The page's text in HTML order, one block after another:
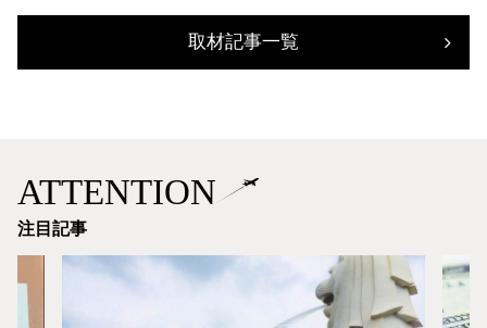
取材記事一覧
ATTENTION
注目記事